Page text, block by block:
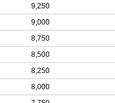
9,250
9,000
8,750
8,500
8,250
8,000